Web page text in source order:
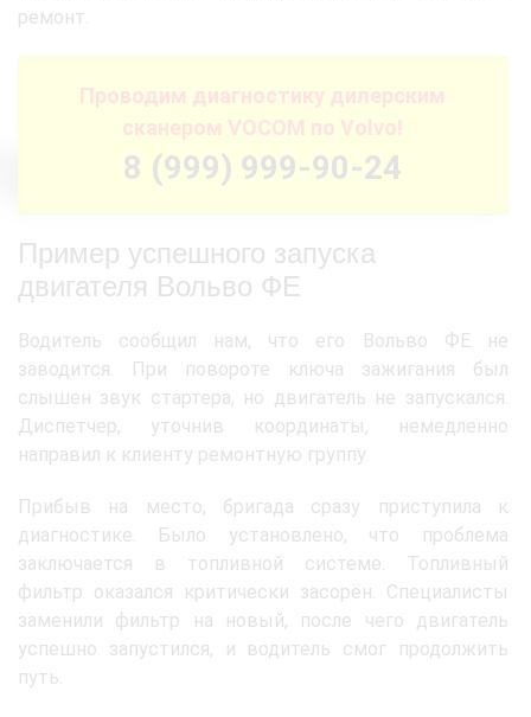
ремонт.
Проводим диагностику дилерским
сканером VOCOM по Volvo!
8 (999) 999-90-24
Пример успешного запуска
двигателя Вольво ФЕ
Водитель сообщил нам, что его Вольво ФЕ не
заводится. При повороте ключа зажигания был
слышен звук стартера, но двигатель не запускался.
Диспетчер, уточнив координаты, немедленно
направил к клиенту ремонтную группу.
Прибыв на место, бригада сразу приступила к
диагностике. Было установлено, что проблема
заключается в топливной системе. Топливный
фильтр оказался критически засорён. Специалисты
заменили фильтр на новый, после чего двигатель
успешно запустился, и водитель смог продолжить
путь.